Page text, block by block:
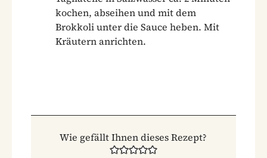
kochen, abseihen und mit dem
Brokkoli unter die Sauce heben. Mit
Kräutern anrichten.
Wie gefällt Ihnen dieses Rezept?